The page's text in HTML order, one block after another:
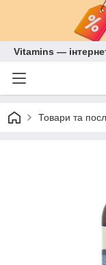
Vitamins —
Товари та